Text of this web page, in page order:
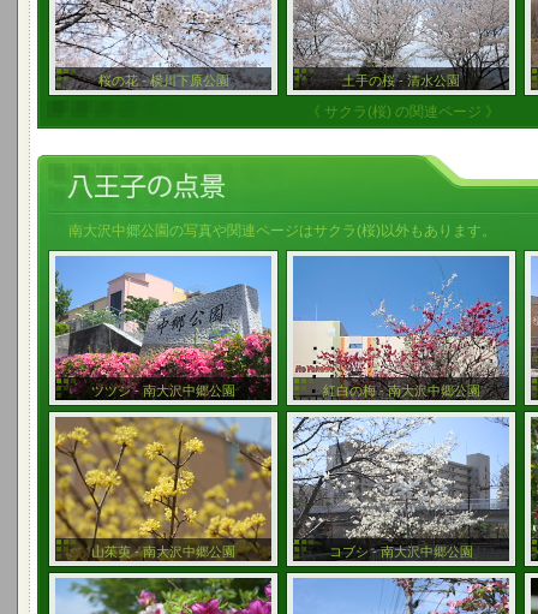
桜の花 - 横川下原公園 土手の桜 - 清水公園
《 サクラ(桜) の関連ページ 》
南大沢中郷公園の写真や関連ページはサクラ(桜)以外もあります。
ツツジ - 南大沢中郷公園 紅白の梅 - 南大沢中郷公園
山茱萸 - 南大沢中郷公園 コブシ - 南大沢中郷公園